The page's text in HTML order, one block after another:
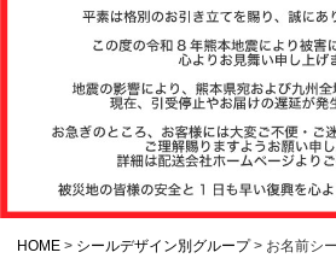
HOME シールデザイン別グループ お名前シ